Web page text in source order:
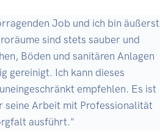
Job und ich bin äußerst
sind stets sauber und
Böden und sanitären Anlagen
gereinigt. Ich kann dieses
empfehlen. Es ist
seine Arbeit mit Professionalität
ausführt."